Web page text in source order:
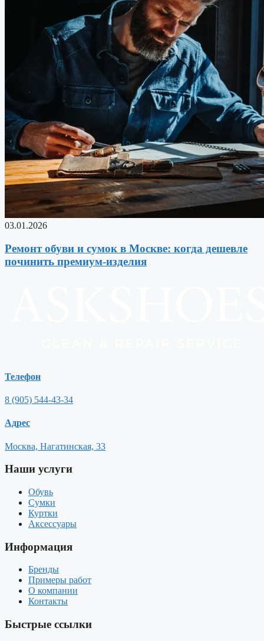
03.01.2026
Ремонт обуви и сумок в Москве: когда дешевле
починить премиум-изделия
Телефон
8 (905) 544-43-34
Адрес
Москва, Нагатинская, 33
Наши услуги
Обувь
Сумки
Куртки
Аксессуары
Информация
Бренды
Примеры работ
О компании
Контакты
Быстрые ссылки